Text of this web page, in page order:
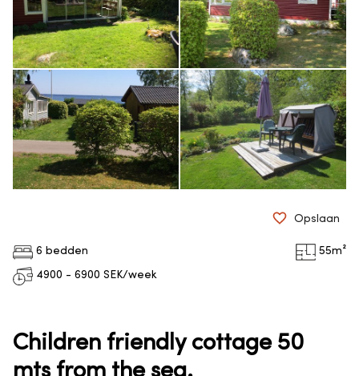
6 bedden 55m²
4900 - 6900 SEK/week
Opslaan
Children friendly cottage 50